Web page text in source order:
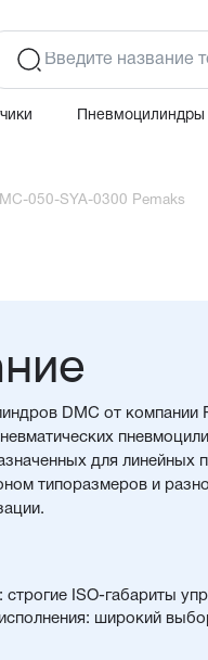
Пневмоцилиндры
050-SYA-0300 Pemaks
DMC от компании
для
типоразмеров и
строгие ISO-габариты
широкий